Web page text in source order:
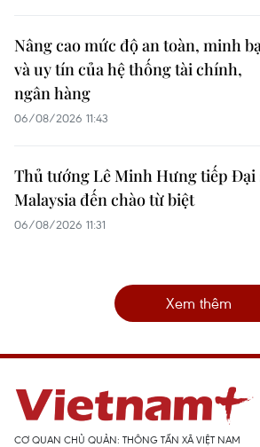
Nâng cao mức độ an toàn, minh
và uy tín của hệ thống tài chính,
ngân hàng
06/08/2026 11:43
Thủ tướng Lê Minh Hưng tiếp Đại
Malaysia đến chào từ biệt
06/08/2026 11:31
Xem thêm
CƠ QUAN CHỦ QUẢN: THÔNG TẤN XÃ VIỆT NAM